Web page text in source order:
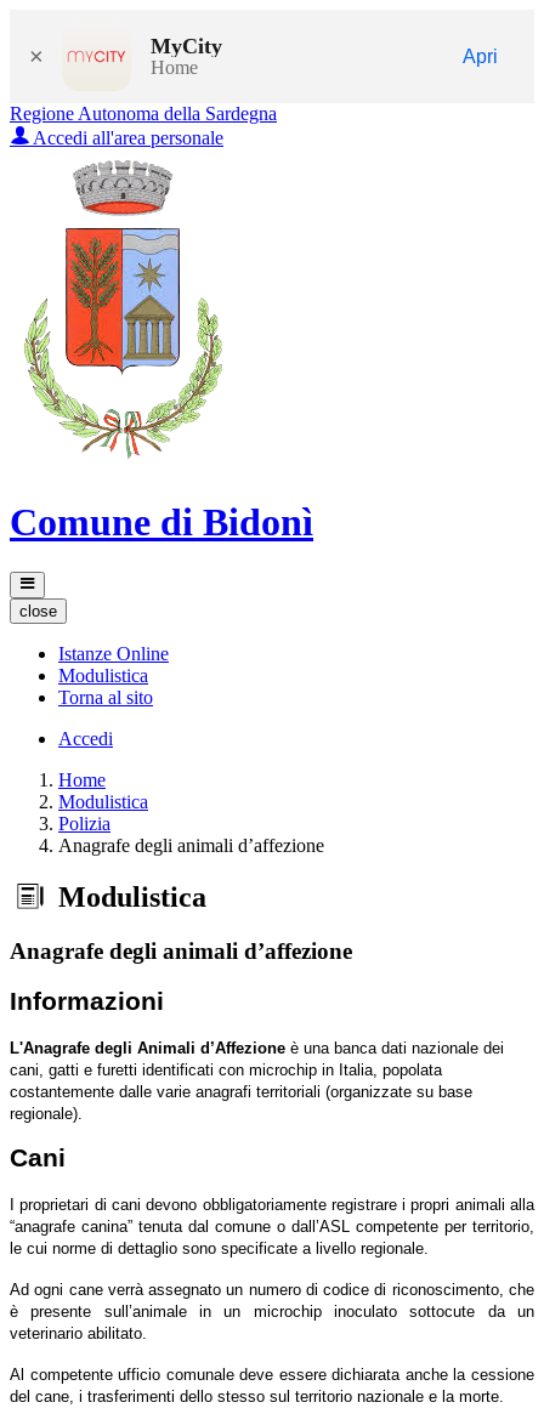
× MyCity
Home
Apri
Regione Autonoma della Sardegna
Accedi all'area personale
Comune di Bidonì
close
Istanze Online
Modulistica
Torna al sito
Accedi
Home
Modulistica
Polizia
Anagrafe degli animali d’affezione
Modulistica
Anagrafe degli animali d’affezione
Informazioni
L'Anagrafe degli Animali d’Affezione è una banca dati nazionale dei
cani, gatti e furetti identificati con microchip in Italia, popolata
costantemente dalle varie anagrafi territoriali (organizzate su base
regionale).
Cani
I proprietari di cani devono obbligatoriamente registrare i propri animali alla
“anagrafe canina” tenuta dal comune o dall’ASL competente per territorio,
le cui norme di dettaglio sono specificate a livello regionale.
Ad ogni cane verrà assegnato un numero di codice di riconoscimento, che
è presente sull’animale in un microchip inoculato sottocute da un
veterinario abilitato.
Al competente ufficio comunale deve essere dichiarata anche la cessione
del cane, i trasferimenti dello stesso sul territorio nazionale e la morte.